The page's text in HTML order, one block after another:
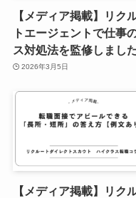
【メディア掲載】リク
トエージェントで仕事
ス対処法を監修しまし
2026年3月5日
【メディア掲載】リク